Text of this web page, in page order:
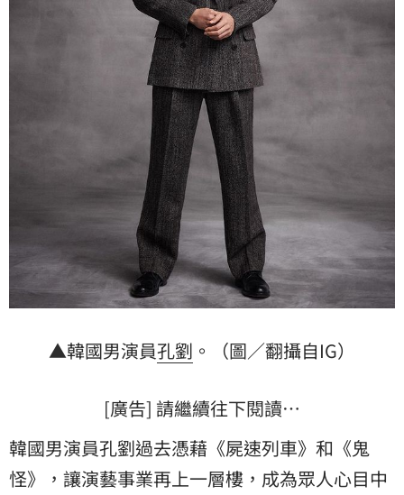
▲韓國男演員孔劉 。（圖／翻攝自IG）
[廣告] 請繼續往下閱讀…
韓國男演員孔劉過去憑藉《屍速列車》和《鬼
怪》，讓演藝事業再上一層樓，成為眾人心目中